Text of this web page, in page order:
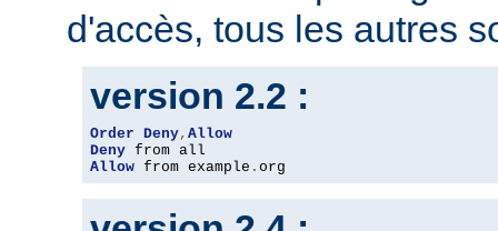
d'accès, tous les autres
version 2.2 :
Order Deny, Allow
Deny
Allow from example . org